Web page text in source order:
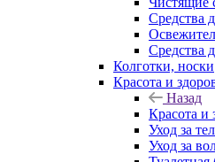
Средства
Средства
Колготки, носки
Красота и
Назад
Красота и
Уход за
Уход за